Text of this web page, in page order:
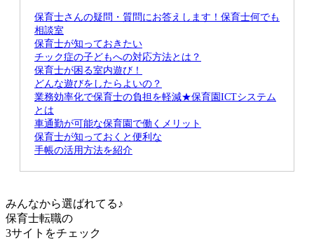
保育士さんの疑問・質問にお答えします！保育士何でも
相談室
保育士が知っておきたい
チック症の子どもへの対応方法とは？
保育士が困る室内遊び！
どんな遊びをしたらよいの？
業務効率化で保育士の負担を軽減★保育園ICTシステム
とは
車通勤が可能な保育園で働くメリット
保育士が知っておくと便利な
手帳の活用方法を紹介
みんなから選ばれてる♪
保育士転職の
3サイト をチェック